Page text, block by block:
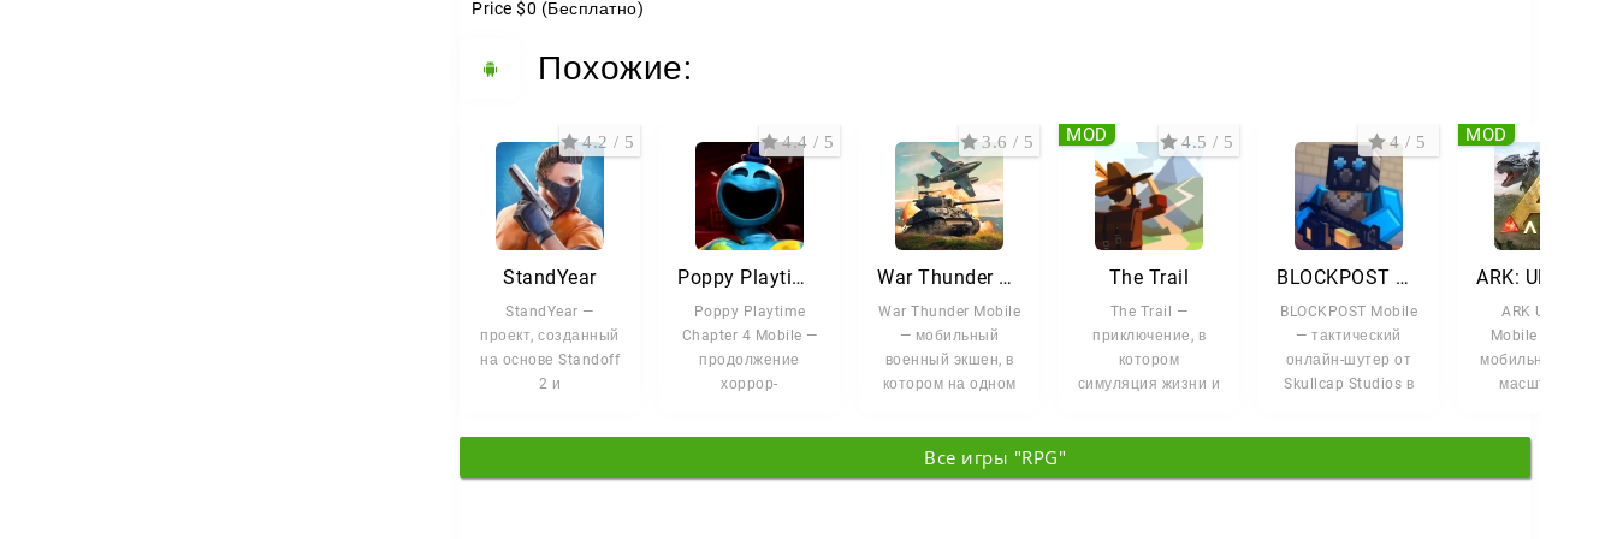
Price $0 (Бесплатно)
Похожие:
StandYear
StandYear —
проект, созданный
на основе Standoff
2 и
4.2 / 5
Poppy Playtime Chapter 4 Mobile
Poppy Playtime
Chapter 4 Mobile —
продолжение
хоррор-
4.4 / 5
War Thunder Mobile
War Thunder Mobile
— мобильный
военный экшен, в
котором на одном
3.6 / 5
The Trail
The Trail —
приключение, в
котором
симуляция жизни и
4.5 / 5
MOD
BLOCKPOST Mobile
BLOCKPOST Mobile
— тактический
онлайн-шутер от
Skullcap Studios в
4 / 5
ARK Ultimate
Mobile Edition —
мобильная версия
масштабного
MOD
Все игры "RPG"